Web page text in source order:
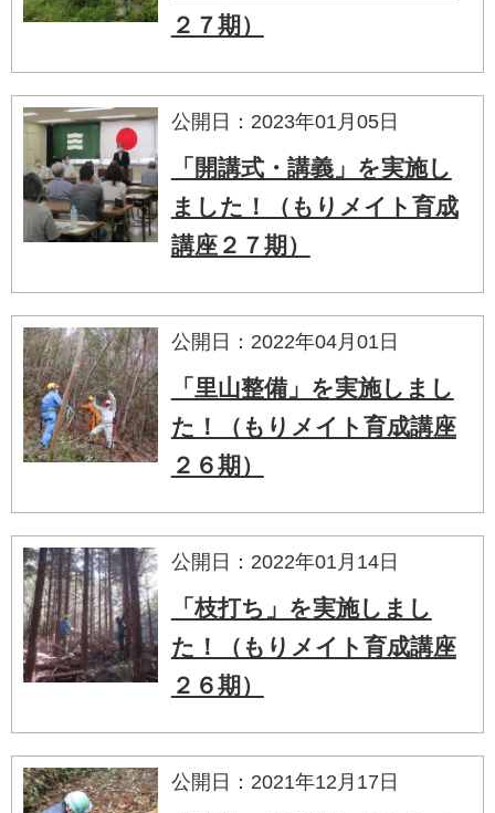
２７期）
公開日：2023年01月05日
「開講式・講義」を実施し
ました！（もりメイト育成
講座２７期）
公開日：2022年04月01日
「里山整備」を実施しまし
た！（もりメイト育成講座
２６期）
公開日：2022年01月14日
「枝打ち」を実施しまし
た！（もりメイト育成講座
２６期）
公開日：2021年12月17日